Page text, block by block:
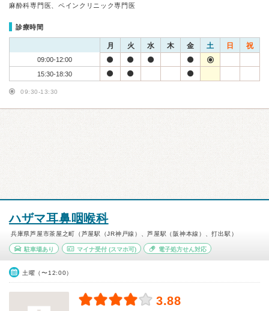
麻酔科専門医、ペインクリニック専門医
診療時間
月 火 水 木 金 土 日 祝
09:00-12:00
15:30-18:30
09:30-13:30
ハザマ耳鼻咽喉科
兵庫県芦屋市茶屋之町（芦屋駅（JR神戸線）、芦屋駅（阪神本線）、打出駅）
駐車場あり マイナ受付(スマホ可) 電子処方せん対応
土曜（〜12:00）
3.88